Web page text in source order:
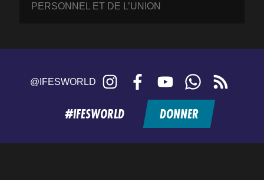
PERSONNEL ET DE L’UNION
@IFESWORLD Instagram FacebookYouTubeWhatsApp
feed
#IFESWORLD DONNER